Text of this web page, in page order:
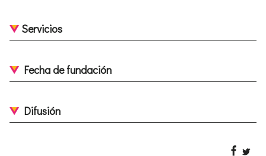
Servicios
Fecha de fundación
Difusión